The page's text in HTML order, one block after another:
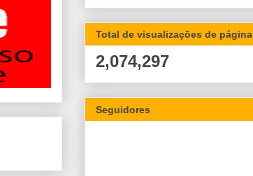
Total de visualizações de página
2,074,297
Seguidores